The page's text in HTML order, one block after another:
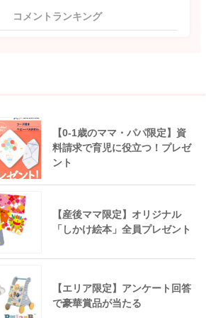
コメントランキング
【0-1歳のママ・パパ限定】資
料請求で育児に役立つ！プレゼ
ント
【産後ママ限定】オリジナル
「しかけ絵本」全員プレゼント
【エリア限定】アンケート回答
で豪華賞品が当たる